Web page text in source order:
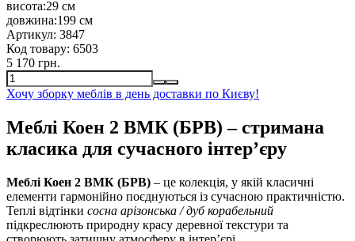
висота:29 см
довжина:199 см
Артикул: 3847
Код товару: 6503
5 170 грн.
Хочу зборку меблів в день доставки по Києву!
Меблі Коен 2 ВМК (БРВ) – стримана
класика для сучасного інтер’єру
Меблі Коен 2 ВМК (БРВ) – це колекція, у якій класичні
елементи гармонійно поєднуються із сучасною практичністю.
Теплі відтінки сосна арізонська / дуб корабельний
підкреслюють природну красу деревної текстури та